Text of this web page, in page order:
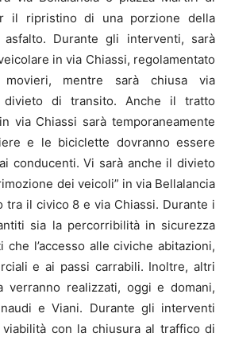
il ripristino di una porzione della
asfalto. Durante gli interventi, sarà
in via Chiassi, regolamentato
mentre sarà chiusa via
divieto di transito. Anche il tratto
via Chiassi sarà temporaneamente
e le biciclette dovranno essere
conducenti. Vi sarà anche il divieto
dei veicoli” in via Bellalancia
tra il civico 8 e via Chiassi. Durante i
sia la percorribilità in sicurezza
l’accesso alle civiche abitazioni,
e ai passi carrabili. Inoltre, altri
verranno realizzati, oggi e domani,
e Viani. Durante gli interventi
con la chiusura al traffico di